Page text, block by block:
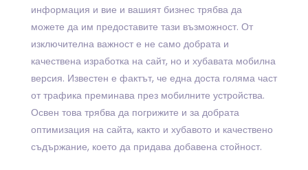
информация и вие и вашият бизнес трябва да
можете да им предоставите тази възможност. От
изключителна важност е не само добрата и
качествена изработка на сайт, но и хубавата мобилна
версия. Известен е фактът, че една доста голяма част
от трафика преминава през мобилните устройства.
Освен това трябва да погрижите и за добрата
оптимизация на сайта, както и хубавото и качествено
съдържание, което да придава добавена стойност.